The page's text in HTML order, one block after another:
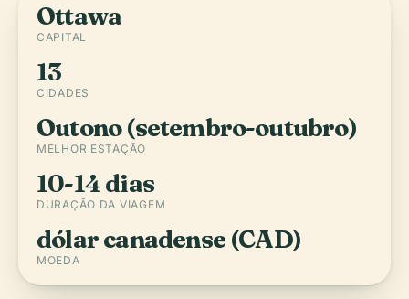
Ottawa
CAPITAL
13
CIDADES
Outono (setembro-outubro)
MELHOR ESTAÇÃO
10-14 dias
DURAÇÃO DA VIAGEM
dólar canadense (CAD)
MOEDA